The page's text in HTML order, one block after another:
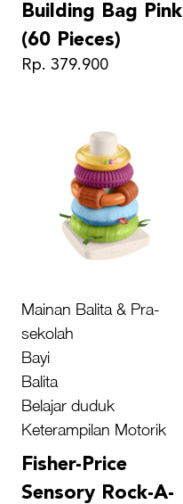
Building Bag Pink
(60 Pieces)
Rp. 379.900
Mainan Balita & Pra-
sekolah
Bayi
Balita
Belajar duduk
Keterampilan Motorik
Fisher-Price
Sensory Rock-A-